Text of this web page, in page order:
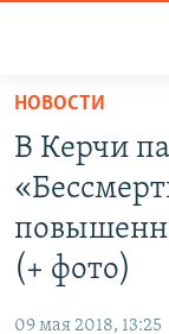
Вернуться
основному
содержанию
главной
СПЕЦПРОЕКТЫ
КАРТА ВОЕННЫХ
ИСТОРИЯ
НОВОСТИ
В Керчи
(+ фото)
09 мая 2018, 13:25